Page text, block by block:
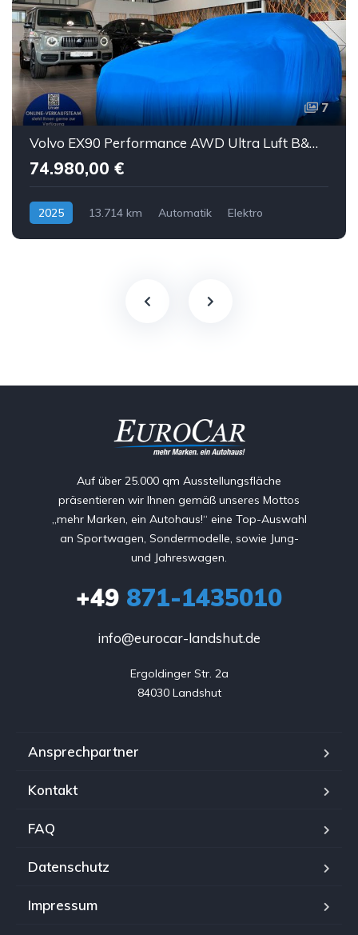
7
Volvo EX90 Performance AWD Ultra Luft B&W ACC AHK 7S
74.980,00 €
2025 13.714 km Automatik Elektro
Auf über 25.000 qm Ausstellungsfläche
präsentieren wir Ihnen gemäß unseres Mottos
„mehr Marken, ein Autohaus!“ eine Top-Auswahl
an Sportwagen, Sondermodelle, sowie Jung-
und Jahreswagen.
+49 871-1435010
info@eurocar-landshut.de
Ergoldinger Str. 2a
84030 Landshut
Ansprechpartner
Kontakt
FAQ
Datenschutz
Impressum